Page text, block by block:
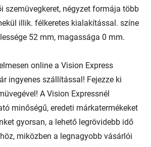
szemüvegkeret, négyzet formája több
illik. félkeretes kialakítással. színe
52 mm, magassága 0 mm.
online a Vision Express
ingyenes szállítással! Fejezze ki
A Vision Expressnél
minőségű, eredeti márkatermékeket
gyorsan, a lehető legrövidebb idő
miközben a legnagyobb vásárlói